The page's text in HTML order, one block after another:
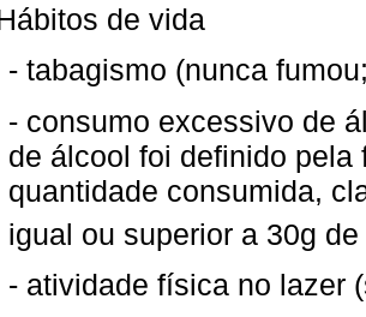
de vida
- tabagismo (nunca
- consumo excessivo de
de álcool foi definido
quantidade consumida,
igual ou superior a 30g
- atividade física no lazer